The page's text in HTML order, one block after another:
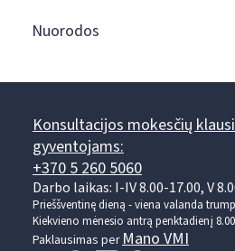
Nuorodos
Konsultacijos mokesčių
gyventojams:
+370 5 260 5060
Darbo laikas: I-IV 8.00-17.00, V
Prieššventinę dieną - viena valanda
Kiekvieno mėnesio antrą penktadienį
Paklausimas perMano VMI